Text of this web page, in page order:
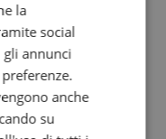
il periodo di
deve
con cura. Deve
nella misura
GERMAN
ITALIAN
DANISH
la
social
gli annunci
anche
su